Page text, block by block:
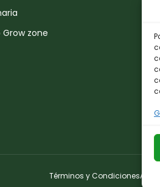
zone
Términos y CondicionesAviso